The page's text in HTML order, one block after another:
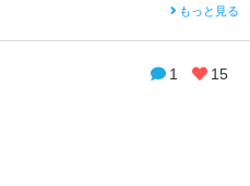
もっと見る
1 15